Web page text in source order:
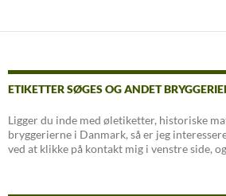
Indlægsnavigation
ETIKETTER SØGES OG ANDET
Ligger du inde med øletiketter, historiske
bryggerierne i Danmark, så er jeg
ved at klikke på kontakt mig i venstre side,